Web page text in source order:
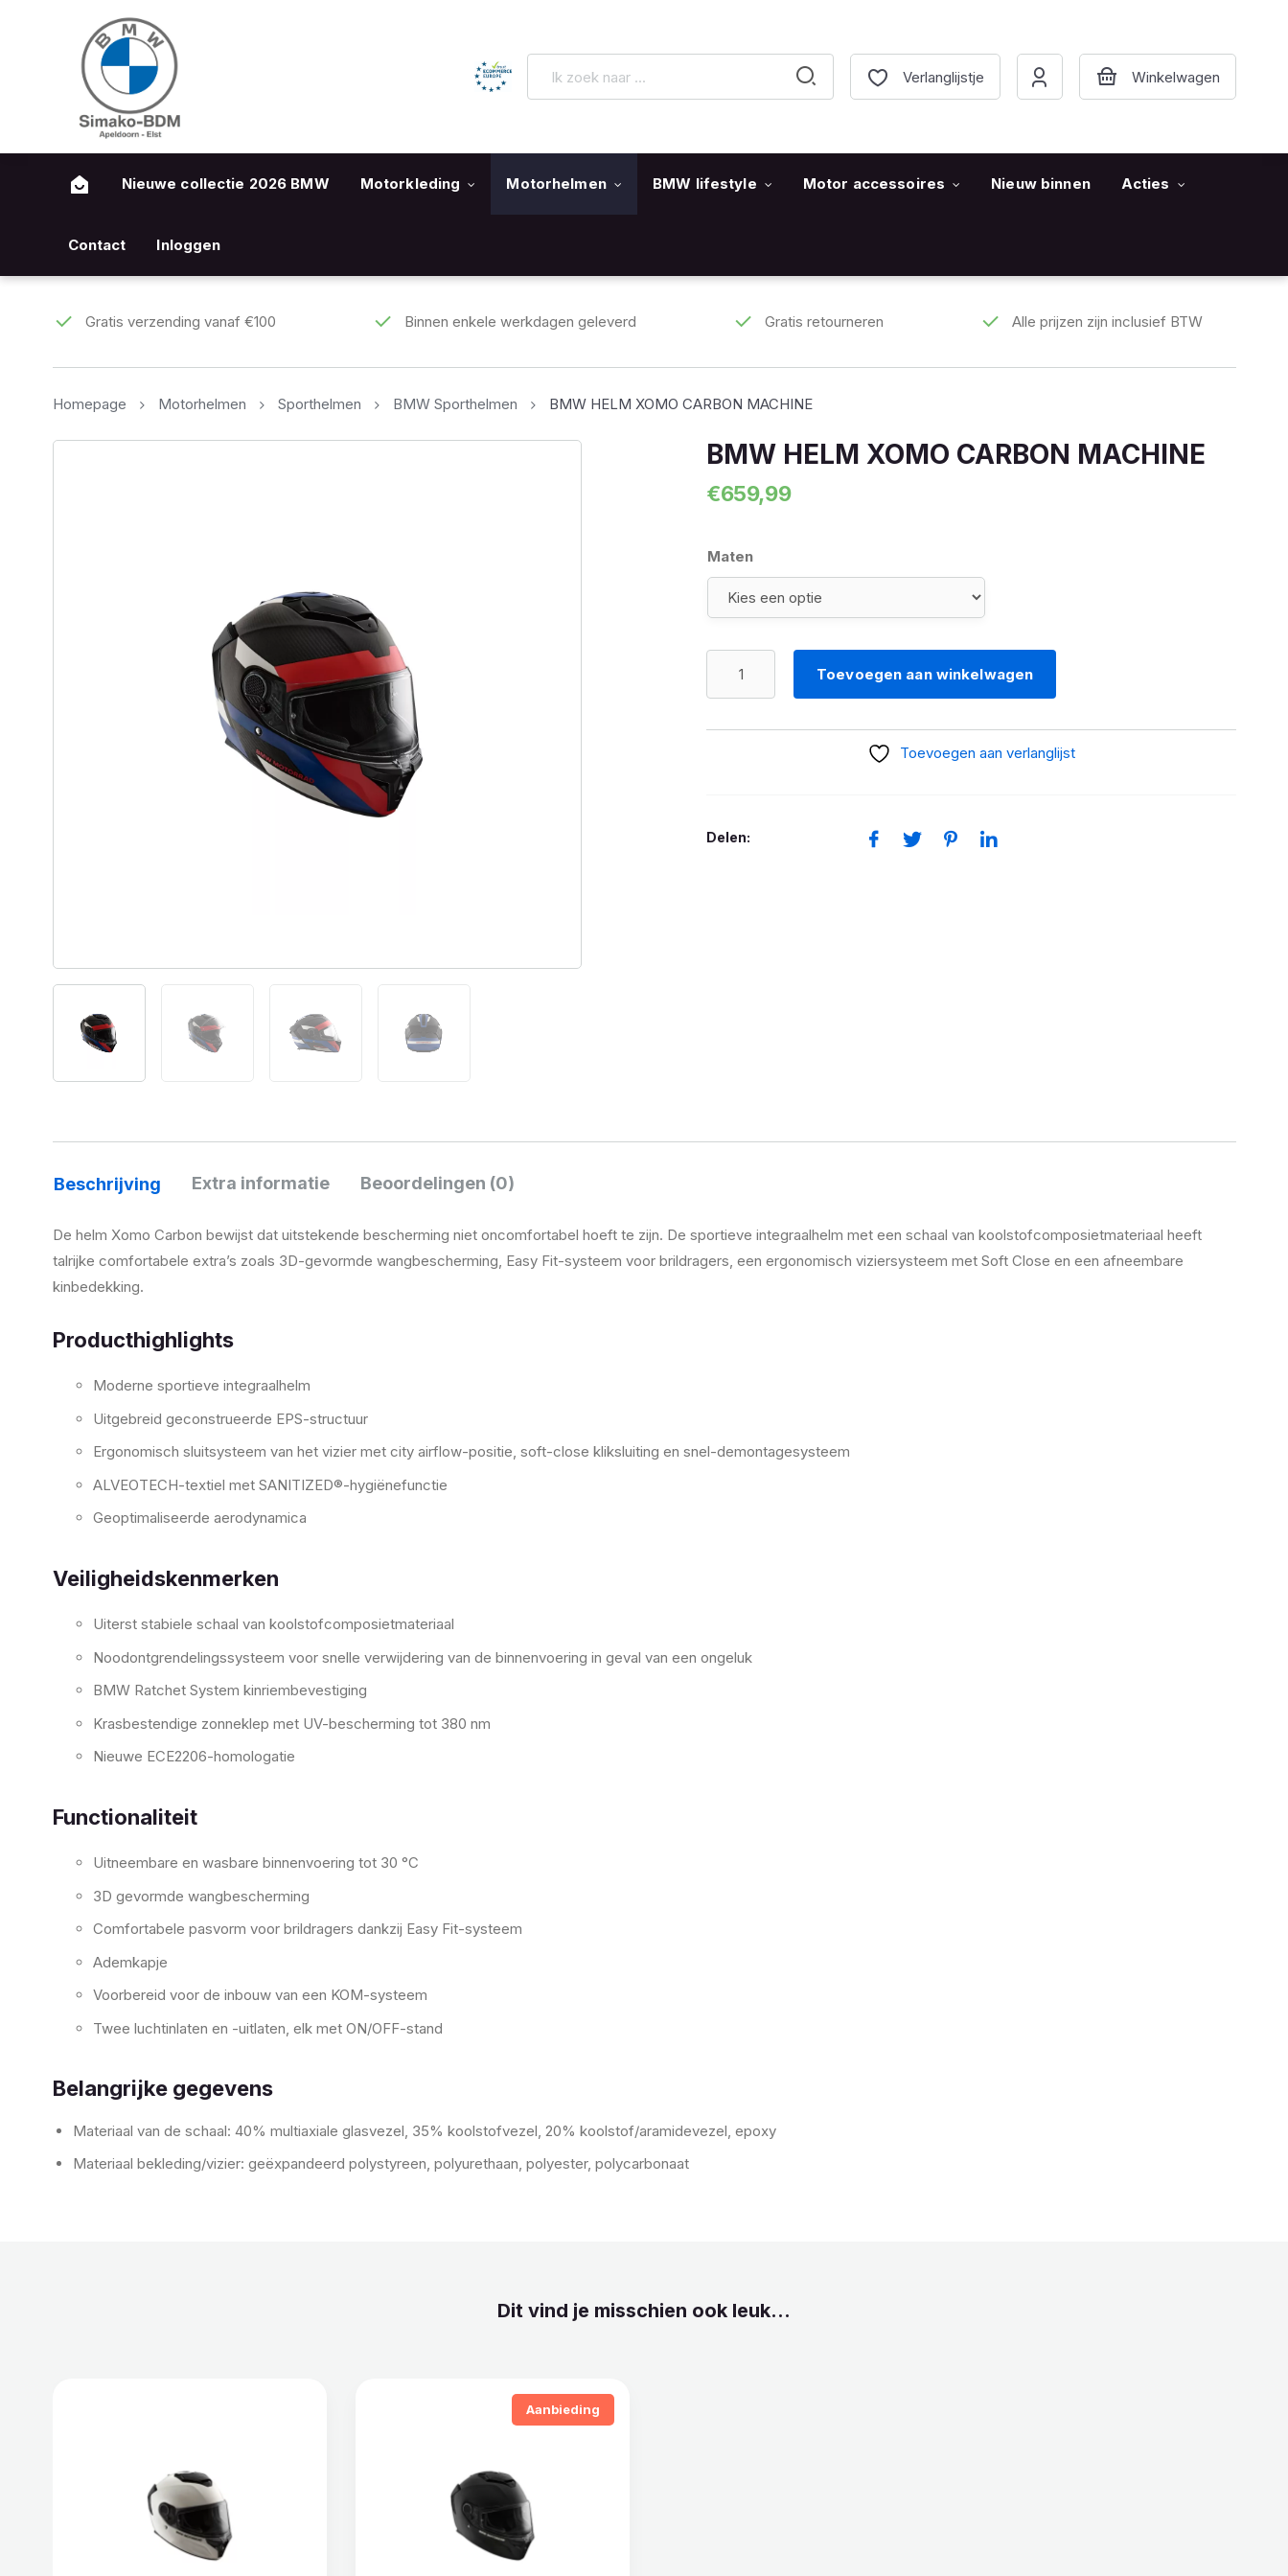
Verlanglijstje
Nieuwe collectie 2026 BMW Motorkleding Motorhelmen BMW lifestyle Motor accessoires Nieuw binnen Acties
Contact Inloggen
Gratis verzending vanaf €100 Binnen enkele werkdagen geleverd Gratis retourneren Alle prijzen zijn inclusief BTW
Homepage Motorhelmen Sporthelmen BMW Sporthelmen BMW HELM XOMO CARBON MACHINE
BMW HELM XOMO CARBON MACHINE
€659,99
Maten
Toevoegen aan winkelwagen
Toevoegen aan verlanglijst
Delen:
Beschrijving Extra informatie Beoordelingen (0)
De helm Xomo Carbon bewijst dat uitstekende bescherming niet oncomfortabel hoeft te zijn. De sportieve integraalhelm met een schaal van koolstofcomposietmateriaal heeft
talrijke comfortabele extra’s zoals 3D-gevormde wangbescherming, Easy Fit-systeem voor brildragers, een ergonomisch viziersysteem met Soft Close en een afneembare
kinbedekking.
Producthighlights
Moderne sportieve integraalhelm
Uitgebreid geconstrueerde EPS-structuur
Ergonomisch sluitsysteem van het vizier met city airflow-positie, soft-close kliksluiting en snel-demontagesysteem
ALVEOTECH-textiel met SANITIZED®-hygiënefunctie
Geoptimaliseerde aerodynamica
Veiligheidskenmerken
Uiterst stabiele schaal van koolstofcomposietmateriaal
Noodontgrendelingssysteem voor snelle verwijdering van de binnenvoering in geval van een ongeluk
BMW Ratchet System kinriembevestiging
Krasbestendige zonneklep met UV-bescherming tot 380 nm
Nieuwe ECE2206-homologatie
Functionaliteit
Uitneembare en wasbare binnenvoering tot 30 °C
3D gevormde wangbescherming
Comfortabele pasvorm voor brildragers dankzij Easy Fit-systeem
Ademkapje
Voorbereid voor de inbouw van een KOM-systeem
Twee luchtinlaten en -uitlaten, elk met ON/OFF-stand
Belangrijke gegevens
Materiaal van de schaal: 40% multiaxiale glasvezel, 35% koolstofvezel, 20% koolstof/aramidevezel, epoxy
Materiaal bekleding/vizier: geëxpandeerd polystyreen, polyurethaan, polyester, polycarbonaat
Dit vind je misschien ook leuk...
Aanbieding